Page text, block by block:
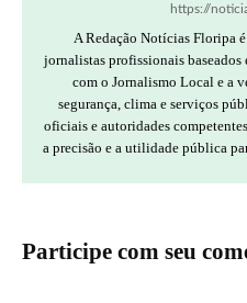
https://
A Redação Notícias Floripa
jornalistas profissionais
com o Jornalismo Local e a
segurança, clima e serviços
oficiais e autoridades
a precisão e a utilidade pública
Participe com seu